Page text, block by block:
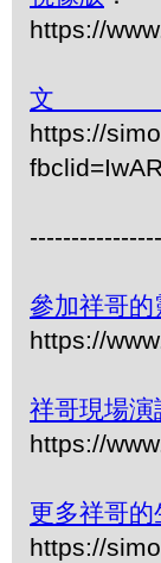
https://
https://
參加祥哥的
https://
祥哥現場演
https://
更多祥哥的
https://